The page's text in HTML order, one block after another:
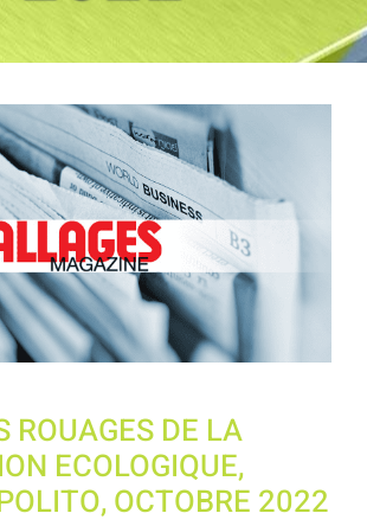
ROUAGES DE LA
ECOLOGIQUE,
OCTOBRE 2022